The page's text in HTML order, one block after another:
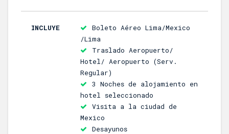
INCLUYE
Boleto Aéreo Lima/Mexico
/Lima
Traslado Aeropuerto/
Hotel/ Aeropuerto (Serv.
Regular)
3 Noches de alojamiento en
hotel seleccionado
Visita a la ciudad de
Mexico
Desayunos